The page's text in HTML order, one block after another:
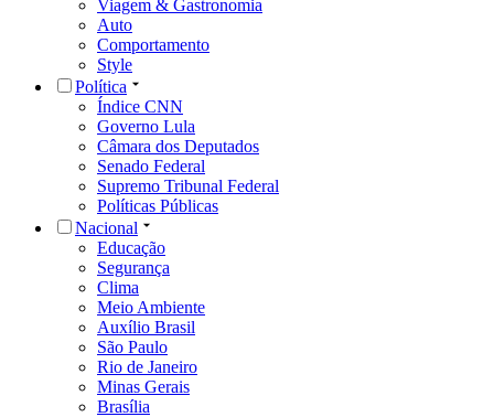
Viagem & Gastronomia
Auto
Comportamento
Style
Política
Índice CNN
Governo Lula
Câmara dos Deputados
Senado Federal
Supremo Tribunal Federal
Políticas Públicas
Nacional
Educação
Segurança
Clima
Meio Ambiente
Auxílio Brasil
São Paulo
Rio de Janeiro
Minas Gerais
Brasília